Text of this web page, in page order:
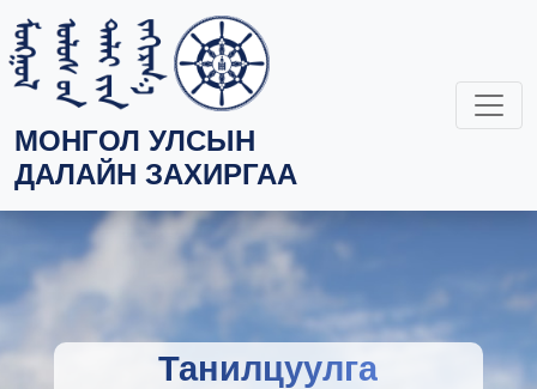
МОНГОЛ УЛСЫН
ДАЛАЙН ЗАХИРГАА
Танилцуулга